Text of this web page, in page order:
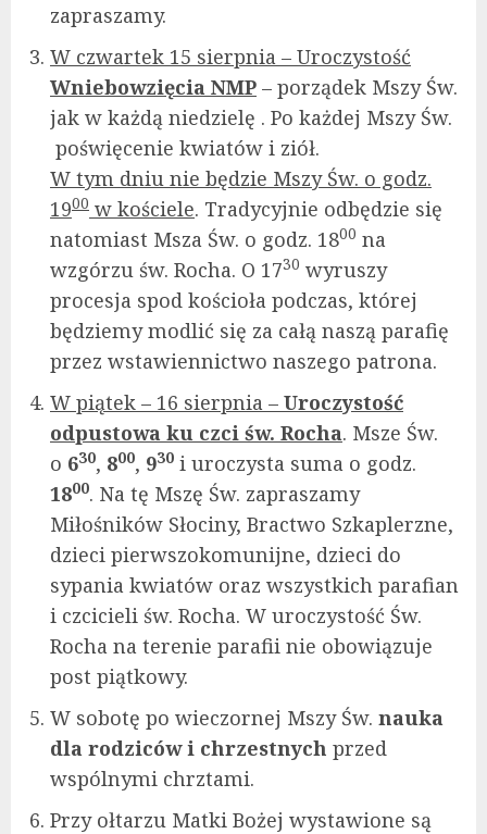
zapraszamy.
W czwartek 15 sierpnia – Uroczystość
Wniebowzięcia NMP – porządek Mszy Św.
jak w każdą niedzielę . Po każdej Mszy Św.
poświęcenie kwiatów i ziół.
W tym dniu nie będzie Mszy Św. o godz.
1900 w kościele. Tradycyjnie odbędzie się
natomiast Msza Św. o godz. 1800 na
wzgórzu św. Rocha. O 1730 wyruszy
procesja spod kościoła podczas, której
będziemy modlić się za całą naszą parafię
przez wstawiennictwo naszego patrona.
W piątek – 16 sierpnia – Uroczystość
odpustowa ku czci św. Rocha. Msze Św.
o 630, 800, 930 i uroczysta suma o godz.
1800. Na tę Mszę Św. zapraszamy
Miłośników Słociny, Bractwo Szkaplerzne,
dzieci pierwszokomunijne, dzieci do
sypania kwiatów oraz wszystkich parafian
i czcicieli św. Rocha. W uroczystość Św.
Rocha na terenie parafii nie obowiązuje
post piątkowy.
W sobotę po wieczornej Mszy Św. nauka
dla rodziców i chrzestnych przed
wspólnymi chrztami.
Przy ołtarzu Matki Bożej wystawione są